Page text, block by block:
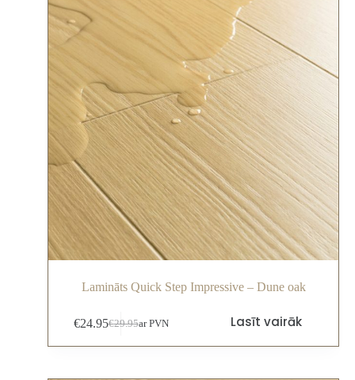
Lamināts Quick Step Impressive – Dune oak
€29.95
€24.95 ar PVN Lasīt vairāk